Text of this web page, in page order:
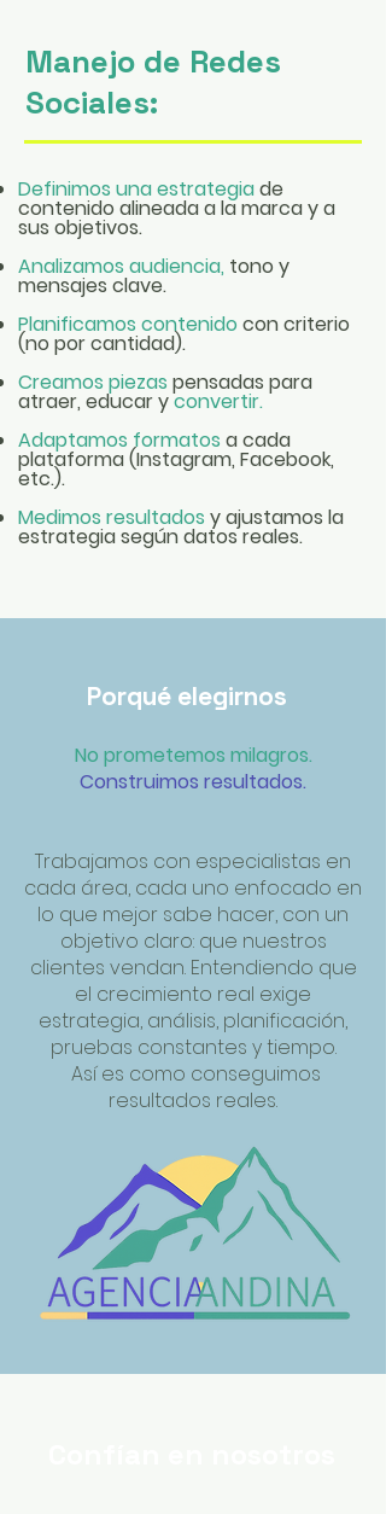
Manejo de Redes
Sociales:
Definimos una estrategiade
contenido alineada a la marca y a
sus objetivos.
Analizamos audiencia, tono y
mensajes clave.
Planificamos contenido con criterio
(no por cantidad).
Creamos piezas pensadas para
atraer, educar yconvertir.
Adaptamos formatos a cada
plataforma (Instagram, Facebook,
etc.).
Medimos resultados y ajustamos la
estrategia según datos reales.
Porqué elegirnos
No prometemos milagros.
Construimos resultados.
Trabajamos con especialistas en
cada área, cada uno enfocado en
lo que mejor sabe hacer, con un
objetivo claro: que nuestros
clientes vendan. Entendiendo que
el crecimiento real exige
estrategia, análisis, planificación,
pruebas constantes y tiempo.
Así es como conseguimos
resultados reales.